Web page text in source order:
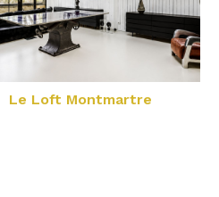
Le Loft Montmartre